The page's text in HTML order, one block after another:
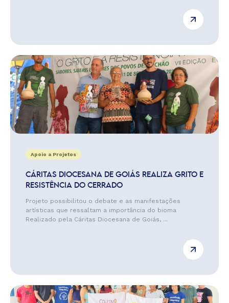
Apoio a Projetos
CÁRITAS DIOCESANA DE GOIÁS REALIZA GRITO E
RESISTÊNCIA DO CERRADO
Projeto possibilitou o debate e as manifestações
artísticas que ressaltam a importância do bioma
Realizado pela Cáritas Diocesana de Goiás, ...